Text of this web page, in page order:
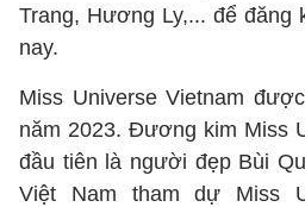
Trang, Hương Ly,... để đăng
nay.
Miss Universe Vietnam
năm 2023. Đương kim Miss
đầu tiên là người đẹp Bùi
Việt Nam tham dự Miss